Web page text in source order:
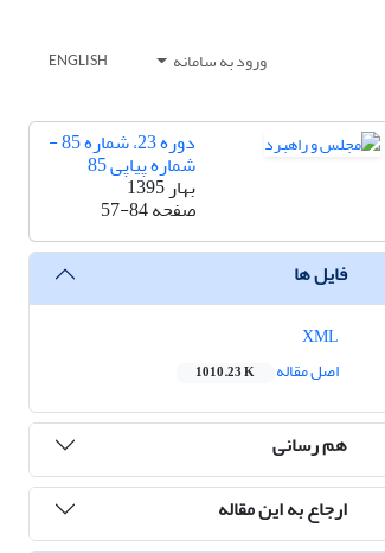
ورود به سامانه ENGLISH
دوره 23، شماره 85 -
شماره پیاپی 85
بهار 1395
صفحه57-84
فایل ها
اصل مقاله
1010.23 K
هم رسانی
ارجاع به این مقاله